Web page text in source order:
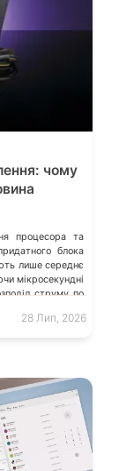
чому
процесора та
блока
лише середнє
мікросекундні
струму по
насправді
підібрати
28 Лип, 2026